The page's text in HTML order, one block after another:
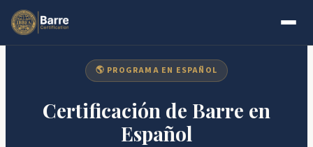
Skip to main content
🌎 PROGRAMA EN ESPAÑOL
Certificación de Barre en
Español